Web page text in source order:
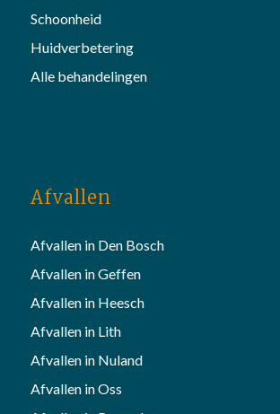
Schoonheid
Huidverbetering
Alle behandelingen
Afvallen
Afvallen in Den Bosch
Afvallen in Geffen
Afvallen in Heesch
Afvallen in Lith
Afvallen in Nuland
Afvallen in Oss